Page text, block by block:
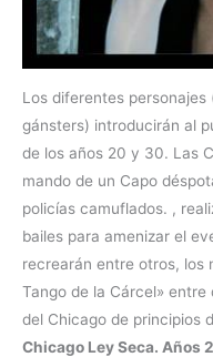
Los diferentes
gánsters) introducirán al
de los años 20 y 30. Las
mando de un Capo
policías camuflados. ,
bailes para amenizar el
recrearán entre otros, los
Tango de la Cárcel»
del Chicago de principios
Chicago Ley Seca. Años